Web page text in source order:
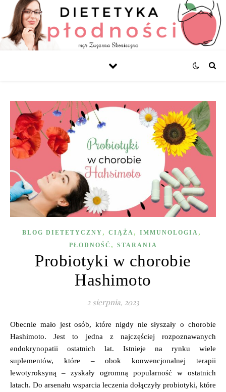
BLOG DIETETYCZNY , CIĄŻA , IMMUNOLOGIA ,
PŁODNOŚĆ , STARANIA
Probiotyki w chorobie
Hashimoto
2 sierpnia, 2023
Obecnie mało jest osób, które nigdy nie słyszały o chorobie
Hashimoto. Jest to jedna z najczęściej rozpoznawanych
endokrynopatii ostatnich lat. Istnieje na rynku wiele
suplementów, które – obok konwencjonalnej terapii
lewotyroksyną – zyskały ogromną popularność w ostatnich
latach. Do arsenału wsparcia leczenia dołączyły probiotyki, które